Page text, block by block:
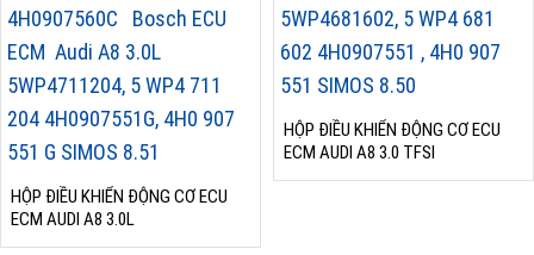
HỘP ĐIỀU KHIỂN ĐỘNG CƠ ECU
ECM AUDI A8 3.0L
HỘP ĐIỀU KHIỂN ĐỘNG CƠ ECU
ECM AUDI A8 3.0 TFSI